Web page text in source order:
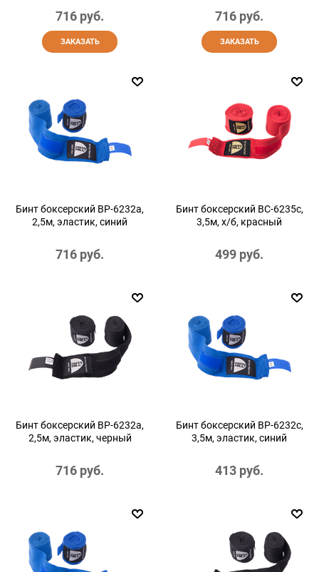
716 руб.
ЗАКАЗАТЬ
716 руб.
ЗАКАЗАТЬ
Бинт боксерский BP-6232a,
2,5м, эластик, синий
716 руб.
Бинт боксерский BC-6235c,
3,5м, х/б, красный
499 руб.
Бинт боксерский BP-6232a,
2,5м, эластик, черный
716 руб.
Бинт боксерский BP-6232c,
3,5м, эластик, синий
413 руб.